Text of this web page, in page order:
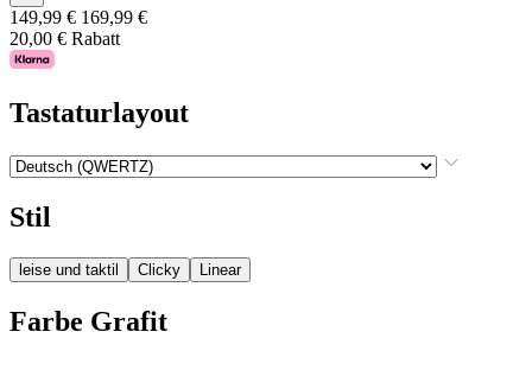
149,99 € 169,99 €
20,00 € Rabatt
Tastaturlayout
Stil
leise und taktil Clicky Linear
Farbe Grafit